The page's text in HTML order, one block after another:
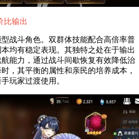
比输出
战斗角色。双群体技能配合高倍率普
均有稳定表现。其独特之处在于输出
能力，通过战斗间歇恢复有效降低治
，其平衡的属性和亲民的培养成本，
玩家过渡使用。